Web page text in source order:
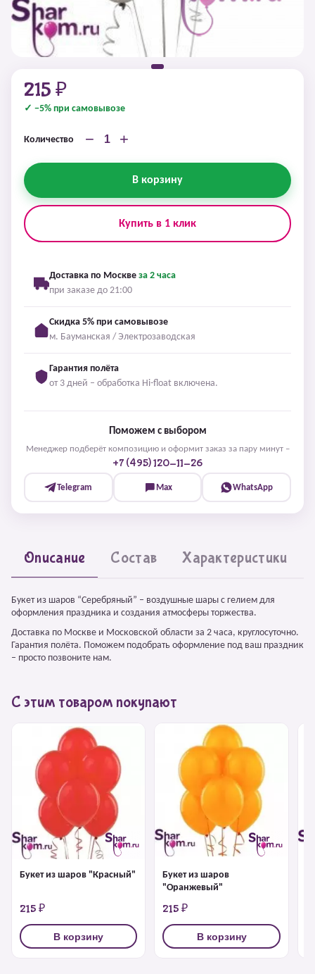
215 ₽
✓ −5% при самовывозе
Количество − +
В корзину
Купить в 1 клик
Доставка по Москве за 2 часа
при заказе до 21:00
Скидка 5% при самовывозе
м. Бауманская / Электрозаводская
Гарантия полёта
от 3 дней – обработка Hi-float включена.
Поможем с выбором
Менеджер подберёт композицию и оформит заказ за пару минут –
+7 (495) 120-11-26
Telegram Max WhatsApp
Описание Состав Характеристики
Букет из шаров “Серебряный” – воздушные шары с гелием для
оформления праздника и создания атмосферы торжества.
Доставка по Москве и Московской области за 2 часа, круглосуточно.
Гарантия полёта. Поможем подобрать оформление под ваш праздник
– просто позвоните нам.
С этим товаром покупают
Букет из шаров "Красный"
215 ₽
В корзину
Букет из шаров
"Оранжевый"
215 ₽
В корзину